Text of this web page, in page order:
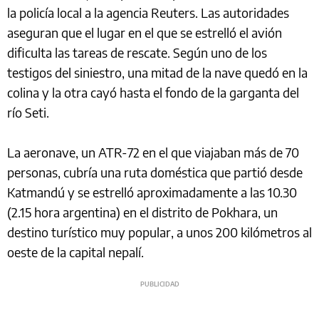
la policía local a la agencia Reuters. Las autoridades
aseguran que el lugar en el que se estrelló el avión
dificulta las tareas de rescate. Según uno de los
testigos del siniestro, una mitad de la nave quedó en la
colina y la otra cayó hasta el fondo de la garganta del
río Seti.
La aeronave, un ATR-72 en el que viajaban más de 70
personas, cubría una ruta doméstica que partió desde
Katmandú y se estrelló aproximadamente a las 10.30
(2.15 hora argentina) en el distrito de Pokhara, un
destino turístico muy popular, a unos 200 kilómetros al
oeste de la capital nepalí.